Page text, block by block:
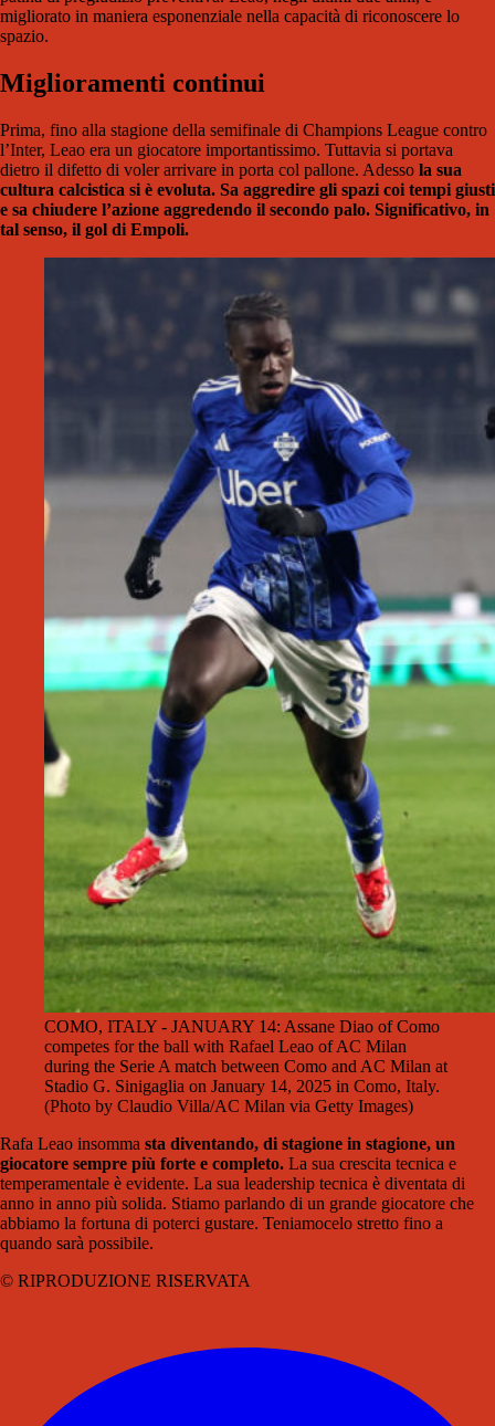
migliorato in maniera esponenziale nella capacità di riconoscere lo
spazio.
Miglioramenti continui
Prima, fino alla stagione della semifinale di Champions League contro
l’Inter, Leao era un giocatore importantissimo. Tuttavia si portava
dietro il difetto di voler arrivare in porta col pallone. Adesso la sua
cultura calcistica si è evoluta. Sa aggredire gli spazi coi tempi giusti
e sa chiudere l’azione aggredendo il secondo palo. Significativo, in
tal senso, il gol di Empoli.
COMO, ITALY - JANUARY 14: Assane Diao of Como
competes for the ball with Rafael Leao of AC Milan
during the Serie A match between Como and AC Milan at
Stadio G. Sinigaglia on January 14, 2025 in Como, Italy.
(Photo by Claudio Villa/AC Milan via Getty Images)
Rafa Leao insomma sta diventando, di stagione in stagione, un
giocatore sempre più forte e completo. La sua crescita tecnica e
temperamentale è evidente. La sua leadership tecnica è diventata di
anno in anno più solida. Stiamo parlando di un grande giocatore che
abbiamo la fortuna di poterci gustare. Teniamocelo stretto fino a
quando sarà possibile.
© RIPRODUZIONE RISERVATA